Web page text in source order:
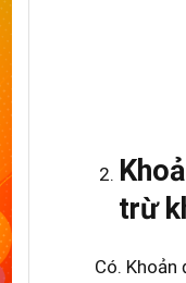
trừ
Có.